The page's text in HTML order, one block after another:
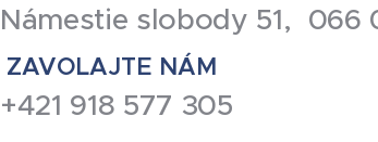
Námestie slobody 51, 066
ZAVOLAJTE NÁM
+421 918 577 305